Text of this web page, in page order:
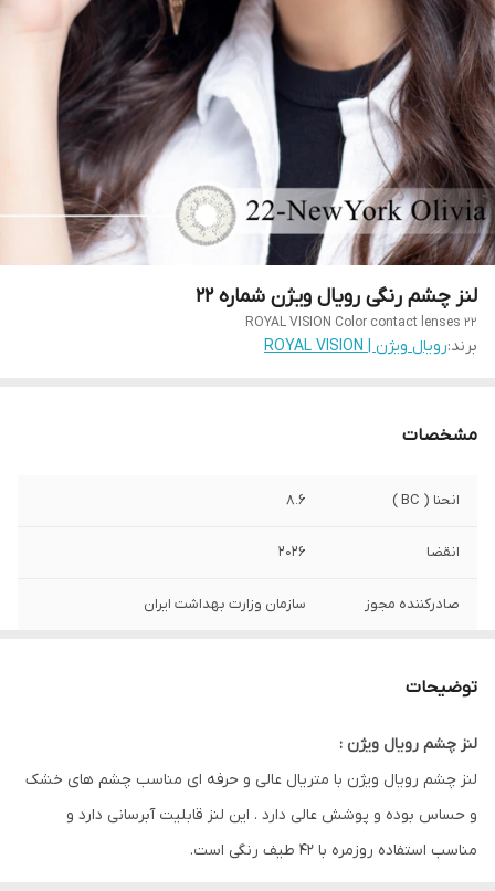
لنز چشم رنگی رویال ویژن شماره 22
ROYAL VISION Color contact lenses 22
برند:رویال ویژن | ROYAL VISION
مشخصات
انحنا ( BC ) 8.6
انقضا 2026
صادرکننده مجوز سازمان وزارت بهداشت ایران
ویژگی
خشک و حساس . ابرسان . متریال خوب و
پوشش عالی
توضیحات
لنز چشم رویال ویژن :
لنز چشم رویال ویژن با متریال عالی و حرفه ای مناسب چشم های خشک
و حساس بوده و پوشش عالی دارد . این لنز قابلیت آبرسانی دارد و
مناسب استفاده روزمره با 42 طیف رنگی است.